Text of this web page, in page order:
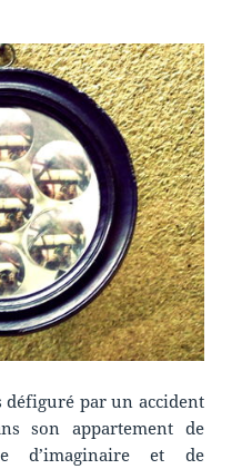
défiguré par un accident
son appartement de
d’imaginaire et de